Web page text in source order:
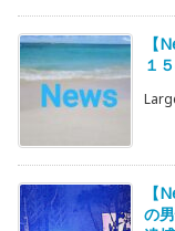
【
１
【
の